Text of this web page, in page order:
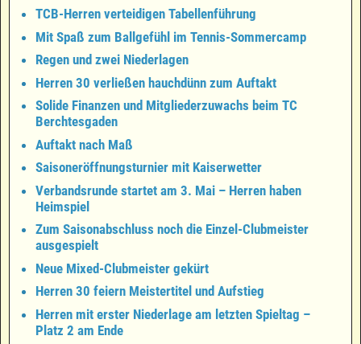
TCB-Herren verteidigen Tabellenführung
Mit Spaß zum Ballgefühl im Tennis-Sommercamp
Regen und zwei Niederlagen
Herren 30 verließen hauchdünn zum Auftakt
Solide Finanzen und Mitgliederzuwachs beim TC
Berchtesgaden
Auftakt nach Maß
Saisoneröffnungsturnier mit Kaiserwetter
Verbandsrunde startet am 3. Mai – Herren haben
Heimspiel
Zum Saisonabschluss noch die Einzel-Clubmeister
ausgespielt
Neue Mixed-Clubmeister gekürt
Herren 30 feiern Meistertitel und Aufstieg
Herren mit erster Niederlage am letzten Spieltag –
Platz 2 am Ende